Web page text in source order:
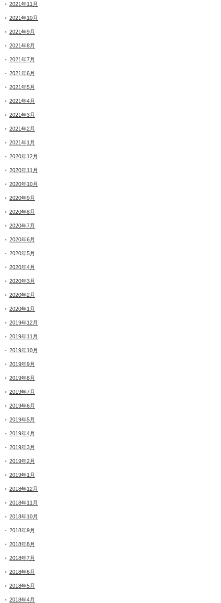
2021年11月
2021年10月
2021年9月
2021年8月
2021年7月
2021年6月
2021年5月
2021年4月
2021年3月
2021年2月
2021年1月
2020年12月
2020年11月
2020年10月
2020年9月
2020年8月
2020年7月
2020年6月
2020年5月
2020年4月
2020年3月
2020年2月
2020年1月
2019年12月
2019年11月
2019年10月
2019年9月
2019年8月
2019年7月
2019年6月
2019年5月
2019年4月
2019年3月
2019年2月
2019年1月
2018年12月
2018年11月
2018年10月
2018年9月
2018年8月
2018年7月
2018年6月
2018年5月
2018年4月